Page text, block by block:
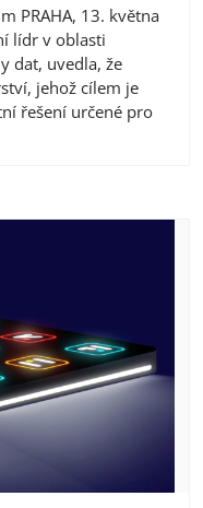
PRAHA, 13. května
lídr v oblasti
dat, uvedla, že
jehož cílem je
řešení určené pro